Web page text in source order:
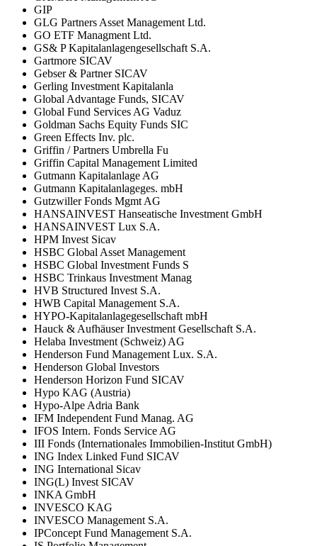
GIP
GLG Partners Asset Management Ltd.
GO ETF Managment Ltd.
GS& P Kapitalanlagengesellschaft S.A.
Gartmore SICAV
Gebser & Partner SICAV
Gerling Investment Kapitalanla
Global Advantage Funds, SICAV
Global Fund Services AG Vaduz
Goldman Sachs Equity Funds SIC
Green Effects Inv. plc.
Griffin / Partners Umbrella Fu
Griffin Capital Management Limited
Gutmann Kapitalanlage AG
Gutmann Kapitalanlageges. mbH
Gutzwiller Fonds Mgmt AG
HANSAINVEST Hanseatische Investment GmbH
HANSAINVEST Lux S.A.
HPM Invest Sicav
HSBC Global Asset Management
HSBC Global Investment Funds S
HSBC Trinkaus Investment Manag
HVB Structured Invest S.A.
HWB Capital Management S.A.
HYPO-Kapitalanlagegesellschaft mbH
Hauck & Aufhäuser Investment Gesellschaft S.A.
Helaba Investment (Schweiz) AG
Henderson Fund Management Lux. S.A.
Henderson Global Investors
Henderson Horizon Fund SICAV
Hypo KAG (Austria)
Hypo-Alpe Adria Bank
IFM Independent Fund Manag. AG
IFOS Intern. Fonds Service AG
III Fonds (Internationales Immobilien-Institut GmbH)
ING Index Linked Fund SICAV
ING International Sicav
ING(L) Invest SICAV
INKA GmbH
INVESCO KAG
INVESCO Management S.A.
IPConcept Fund Management S.A.